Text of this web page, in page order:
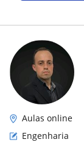
Aulas online
Engenharia